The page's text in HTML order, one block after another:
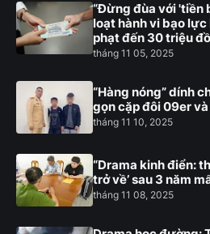
“Đừng đùa với 'tiền
loạt hành vi bạo
phạt đến 30 triệu
tháng 11 05, 2025
“Hàng nóng” dính
gọn cặp đôi 09er
tháng 11 10, 2025
“Drama kinh điển:
trở về’ sau 3 năm
tháng 11 08, 2025